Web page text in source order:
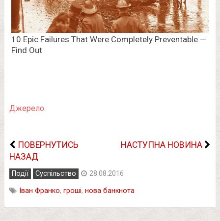
Джерело.
ПОВЕРНУТИСЬ
НАЗАД
НАСТУПНА НОВИНА
Події Суспільство 28.08.2016
Іван Франко, гроші, нова банкнота